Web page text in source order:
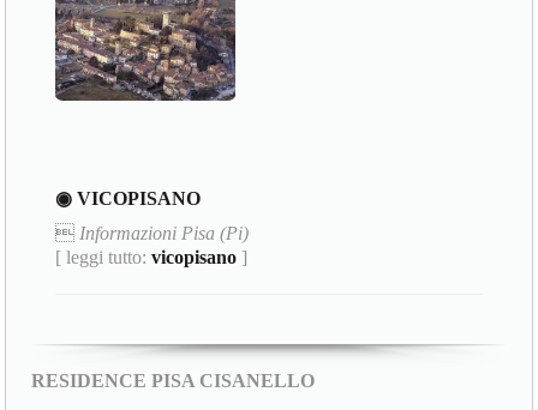
◉ VICOPISANO
 Informazioni Pisa (Pi)
[ leggi tutto:vicopisano ]
RESIDENCE PISA CISANELLO